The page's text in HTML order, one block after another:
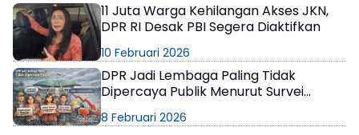
11 Juta Warga Kehilangan Akses JKN,
DPR RI Desak PBI Segera Diaktifkan
10 Februari 2026
DPR Jadi Lembaga Paling Tidak
Dipercaya Publik Menurut Survei
8 Februari 2026